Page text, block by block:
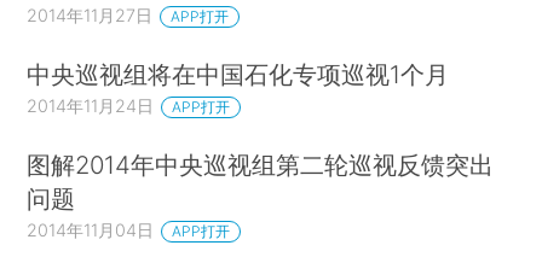
2014年11月27日 APP打开
中央巡视组将在中国石化专项巡视1个月
2014年11月24日 APP打开
图解2014年中央巡视组第二轮巡视反馈突出
问题
2014年11月04日 APP打开